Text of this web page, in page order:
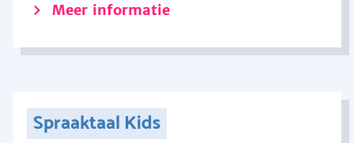
Meer informatie
Spraaktaal Kids